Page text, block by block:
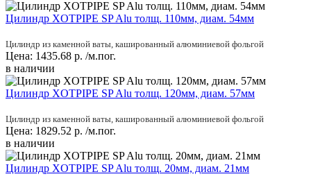
Цилиндр XOTPIPE SP Alu толщ. 110мм, диам. 54мм
Цилиндр из каменной ваты, кашированный алюминиевой фольгой
Цена: 1435.68 р. /м.пог.
в наличии
Цилиндр XOTPIPE SP Alu толщ. 120мм, диам. 57мм
Цилиндр из каменной ваты, кашированный алюминиевой фольгой
Цена: 1829.52 р. /м.пог.
в наличии
Цилиндр XOTPIPE SP Alu толщ. 20мм, диам. 21мм